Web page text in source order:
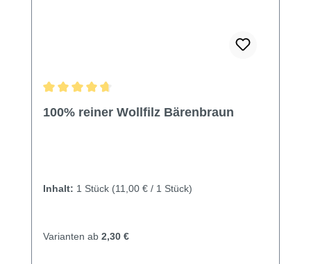
100% reiner Wollfilz Bärenbraun
Inhalt: 1 Stück (11,00 € / 1 Stück)
Varianten ab 2,30 €